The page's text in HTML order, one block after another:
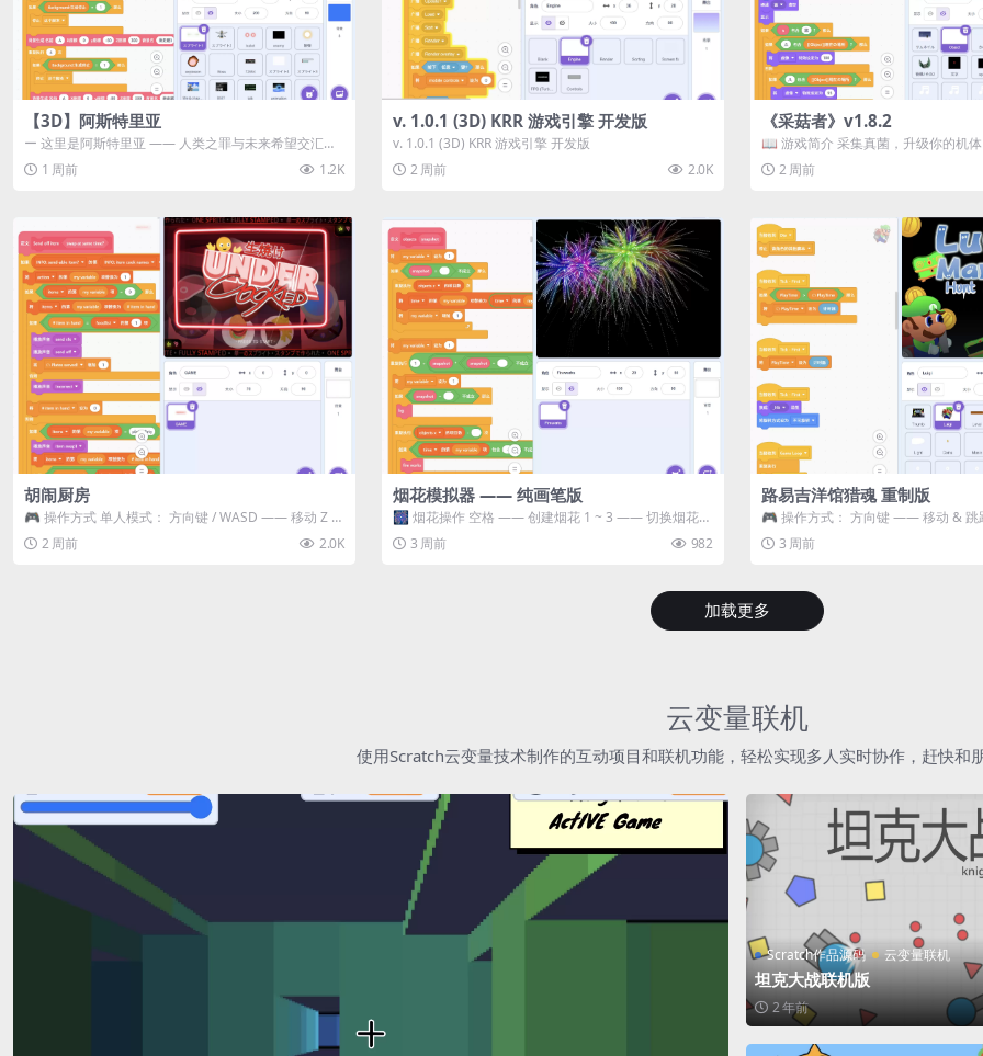
【3D】阿斯特里亚
ー 这里是阿斯特里亚 —— 人类之罪与未来希望交汇之
地 📖 游戏简介 《阿斯特里...
1 周前 1.2K
v. 1.0.1 (3D) KRR 游戏引擎 开发版
v. 1.0.1 (3D) KRR 游戏引擎 开发版
2 周前
2.0K
《采菇者》v1.8.2
📖 游戏简介 采集真菌，升级你的机
域探索。 这是一款静谧的探索冒...
2 周前
胡闹厨房
🎮 操作方式 单人模式： 方向键 / WASD —— 移动 Z /
K —— 抓...
2 周前 2.0K
烟花模拟器 —— 纯画笔版
🎆 烟花操作 空格 —— 创建烟花 1 ~ 3 —— 切换烟花类
型 普通烟花 嘶...
3 周前 982
路易吉洋馆猎魂 重制版
🎮 操作方式： 方向键 —— 移动 &
宝箱 将你...
3 周前
加载更多
云变量联机
使用Scratch云变量技术制作的互动项目和联机功能，轻松实现多人实时协作，赶快和
Scratch作品源码 云变量联机
坦克大战联机版
2 年前